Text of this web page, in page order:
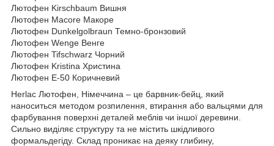
Лютофен Kirschbaum Вишня
Лютофен Macore Макоре
Лютофен Dunkelgolbraun Темно-бронзовий
Лютофен Wenge Венге
Лютофен Tifschwarz Чорний
Лютофен Kristina Христина
Лютофен Е-50 Коричневий
Herlac Лютофен, Німеччина – це барвник-бейц, який
наноситься методом розпилення, втирання або вальцями для
фарбування поверхні деталей меблів чи іншої деревини.
Сильно виділяє структуру та не містить шкідливого
формальдегіду. Склад проникає на деяку глибину,